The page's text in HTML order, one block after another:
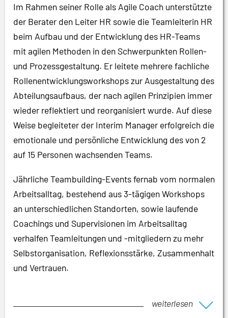
Im Rahmen seiner Rolle als Agile Coach unterstützte
der Berater den Leiter HR sowie die Teamleiterin HR
beim Aufbau und der Entwicklung des HR-Teams
mit agilen Methoden in den Schwerpunkten Rollen-
und Prozessgestaltung. Er leitete mehrere fachliche
Rollenentwicklungsworkshops zur Ausgestaltung des
Abteilungsaufbaus, der nach agilen Prinzipien immer
wieder reflektiert und reorganisiert wurde. Auf diese
Weise begleiteter der Interim Manager erfolgreich die
emotionale und persönliche Entwicklung des von 2
auf 15 Personen wachsenden Teams.
Jährliche Teambuilding-Events fernab vom normalen
Arbeitsalltag, bestehend aus 3-tägigen Workshops
an unterschiedlichen Standorten, sowie laufende
Coachings und Supervisionen im Arbeitsalltag
verhalfen Teamleitungen und -mitgliedern zu mehr
Selbstorganisation, Reflexionsstärke, Zusammenhalt
und Vertrauen.
weiterlesen